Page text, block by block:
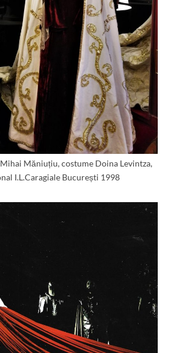
Măniuțiu, costume Doina Levintza,
I.L.Caragiale București 1998